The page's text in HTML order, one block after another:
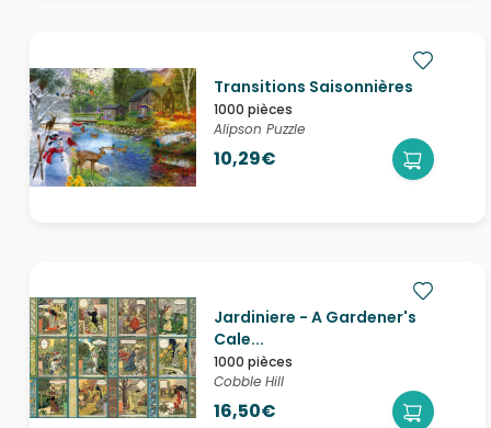
Transitions Saisonnières
1000 pièces
Alipson Puzzle
10,29€
Jardiniere - A Gardener's
Cale...
1000 pièces
Cobble Hill
16,50€